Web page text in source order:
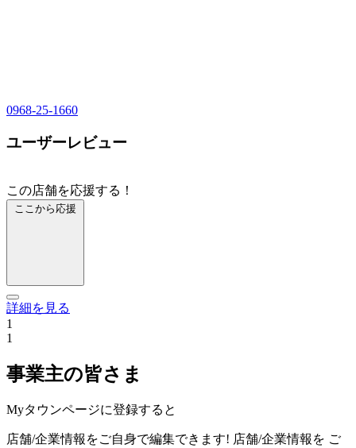
0968-25-1660
ユーザーレビュー
この店舗を応援する！
ここから応援
詳細を見る
1
1
事業主の皆さま
Myタウンページに登録すると
店舗/企業情報をご自身で編集できます! 店舗/企業情報を ご